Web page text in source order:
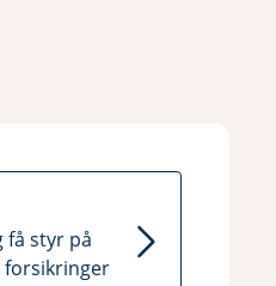
få styr på
forsikringer